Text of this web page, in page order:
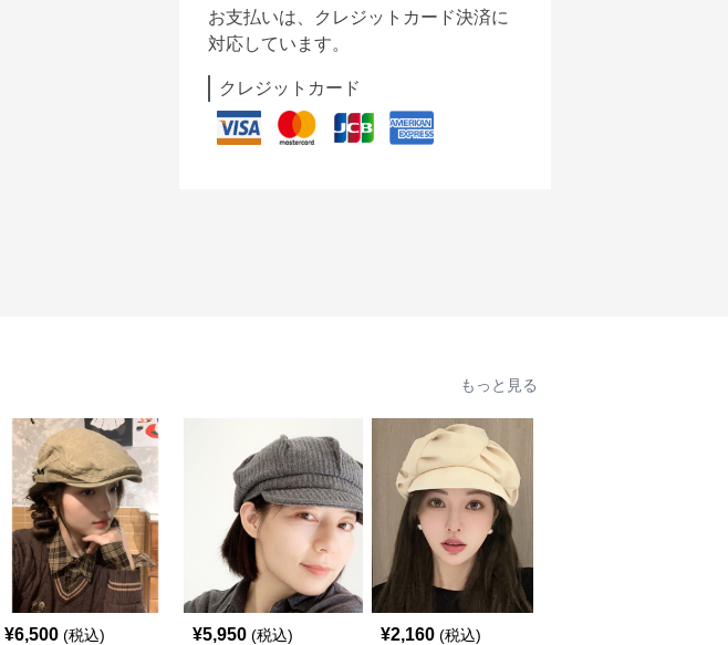
お支払いは、クレジットカード決済に
対応しています。
クレジットカード
もっと見る
¥6,500 (税込) ¥5,950 (税込) ¥2,160 (税込)